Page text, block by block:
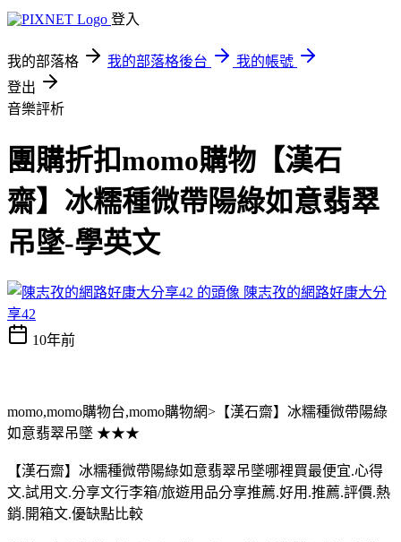
登入
我的部落格 我的部落格後台
我的帳號
登出
音樂評析
團購折扣momo購物【漢石
齋】冰糯種微帶陽綠如意翡翠
吊墜-學英文
陳志孜的網路好康大分
享42
10年前
momo,momo購物台,momo購物網>【漢石齋】冰糯種微帶陽綠
如意翡翠吊墜 ★★★
【漢石齋】冰糯種微帶陽綠如意翡翠吊墜哪裡買最便宜.心得
文.試用文.分享文行李箱/旅遊用品分享推薦.好用.推薦.評價.熱
銷.開箱文.優缺點比較